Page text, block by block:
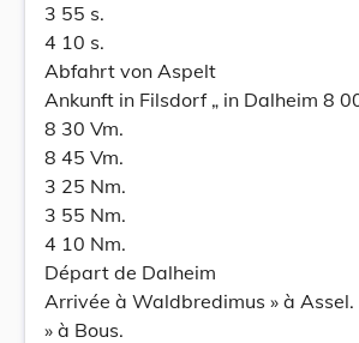
3 55 s.
4 10 s.
Abfahrt von Aspelt
Ankunft in Filsdorf „ in Dalheim 8
8 30 Vm.
8 45 Vm.
3 25 Nm.
3 55 Nm.
4 10 Nm.
Départ de Dalheim
Arrivée à Waldbredimus » à Assel.
» à Bous.